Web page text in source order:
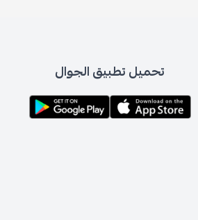
تحميل تطبيق الجوال